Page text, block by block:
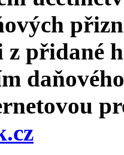
přidané